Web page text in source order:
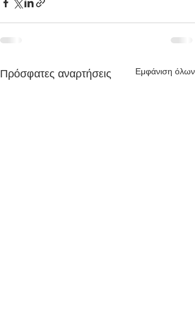
Πρόσφατες αναρτήσεις Εμφάνιση όλων